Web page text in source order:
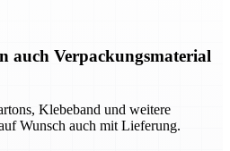
auch Verpackungsmaterial
Klebeband und weitere
Wunsch auch mit Lieferung.